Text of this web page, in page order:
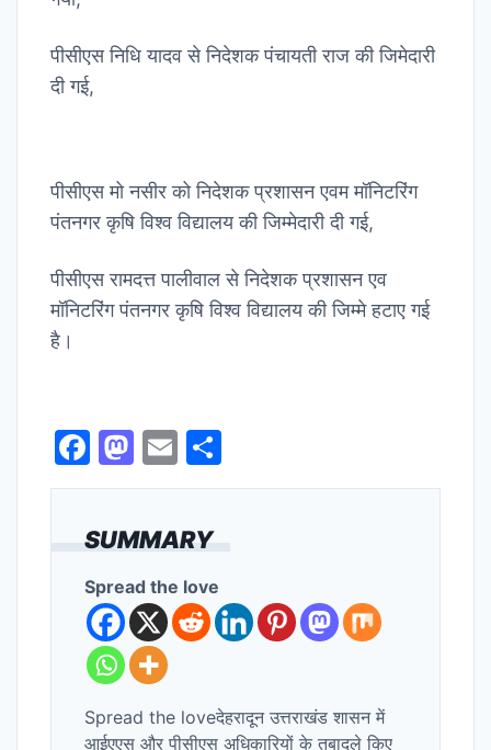
SUMMARY
Spread the love
Spread the loveदेहरादून उत्तराखंड शासन में
आईएएस और पीसीएस अधिकारियों के तबादले किए
पीसीएस निधि यादव से निदेशक पंचायती राज की जिमेदारी
दी गई,
पीसीएस मो नसीर को निदेशक प्रशासन एवम मॉनिटरिंग
पंतनगर कृषि विश्व विद्यालय की जिम्मेदारी दी गई,
पीसीएस रामदत्त पालीवाल से निदेशक प्रशासन एव
मॉनिटरिंग पंतनगर कृषि विश्व विद्यालय की जिम्मे हटाए गई
है।
F
a
e
b
o
o
k
M
a
o
d
o
n
E
m
l
h